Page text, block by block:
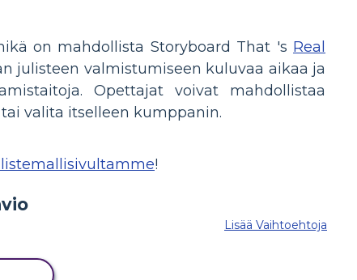
on mahdollista Storyboard That 's Real
julisteen valmistumiseen kuluvaa aikaa ja
Opettajat voivat mahdollistaa
valita itselleen kumppanin.
!
Lisää Vaihtoehtoja